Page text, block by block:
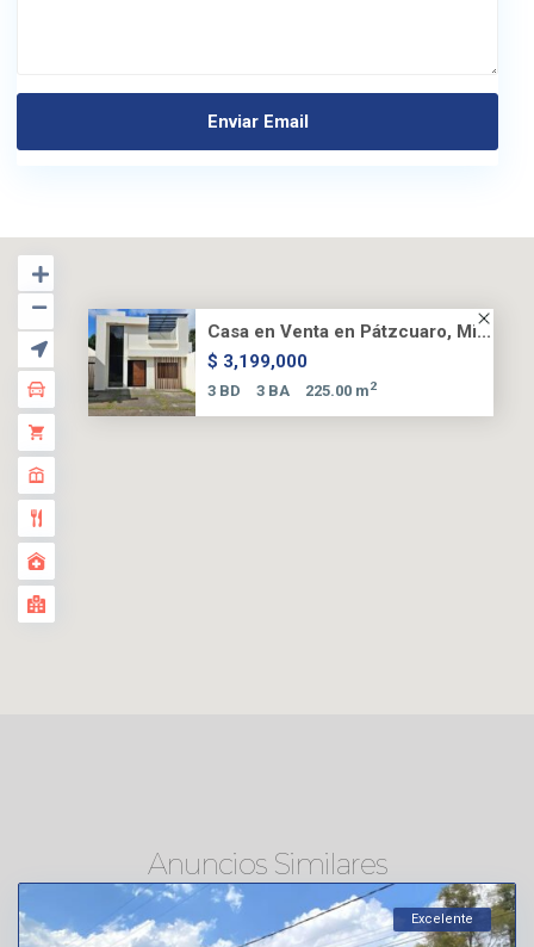
Casa en Venta en Pátzcuaro, Mi...
$ 3,199,000
3 BD 3 BA 225.00 m2
Anuncios Similares
Excelente